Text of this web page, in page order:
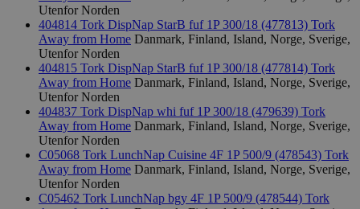
Utenfor Norden
404814 Tork DispNap StarB fuf 1P 300/18 (477813) Tork
Away from Home Danmark, Finland, Island, Norge, Sverige,
Utenfor Norden
404815 Tork DispNap StarB fuf 1P 300/18 (477814) Tork
Away from Home Danmark, Finland, Island, Norge, Sverige,
Utenfor Norden
404837 Tork DispNap whi fuf 1P 300/18 (479639) Tork
Away from Home Danmark, Finland, Island, Norge, Sverige,
Utenfor Norden
C05068 Tork LunchNap Cuisine 4F 1P 500/9 (478543) Tork
Away from Home Danmark, Finland, Island, Norge, Sverige,
Utenfor Norden
C05462 Tork LunchNap bgy 4F 1P 500/9 (478544) Tork